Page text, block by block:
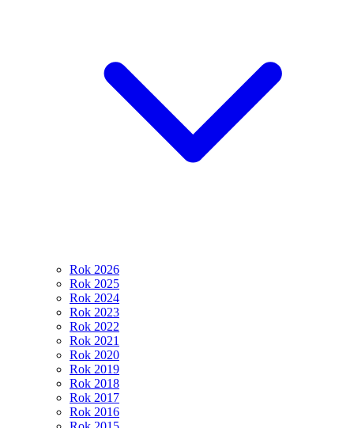
Rok 2026
Rok 2025
Rok 2024
Rok 2023
Rok 2022
Rok 2021
Rok 2020
Rok 2019
Rok 2018
Rok 2017
Rok 2016